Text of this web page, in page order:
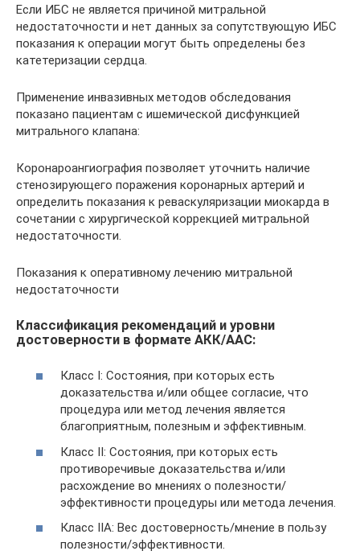
Если ИБС не является причиной митральной
недостаточности и нет данных за сопутствующую ИБС
показания к операции могут быть определены без
катетеризации сердца.
Применение инвазивных методов обследования
показано пациентам с ишемической дисфункцией
митрального клапана:
Коронароангиография позволяет уточнить наличие
стенозирующего поражения коронарных артерий и
определить показания к реваскуляризации миокарда в
сочетании с хирургической коррекцией митральной
недостаточности.
Показания к оперативному лечению митральной
недостаточности
Классификация рекомендаций и уровни
достоверности в формате АКК/ААС:
Класс I: Состояния, при которых есть
доказательства и/или общее согласие, что
процедура или метод лечения является
благоприятным, полезным и эффективным.
Класс II: Состояния, при которых есть
противоречивые доказательства и/или
расхождение во мнениях о полезности/
эффективности процедуры или метода лечения.
Класс IIА: Вес достоверность/мнение в пользу
полезности/эффективности.